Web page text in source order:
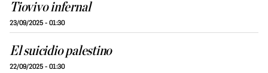
Tiovivo infernal
23/09/2025 - 01:30
El suicidio palestino
22/09/2025 - 01:30